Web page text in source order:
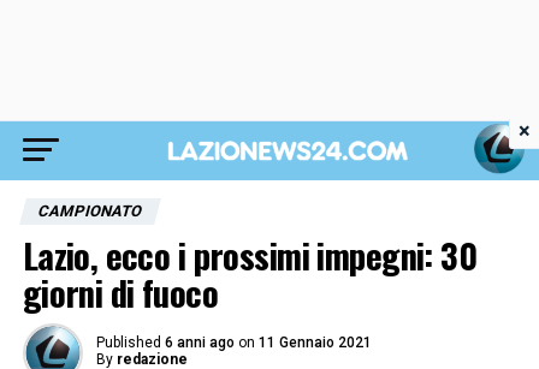
CAMPIONATO
Lazio, ecco i prossimi impegni: 30
giorni di fuoco
Published 6 anni ago on 11 Gennaio 2021
By redazione
×